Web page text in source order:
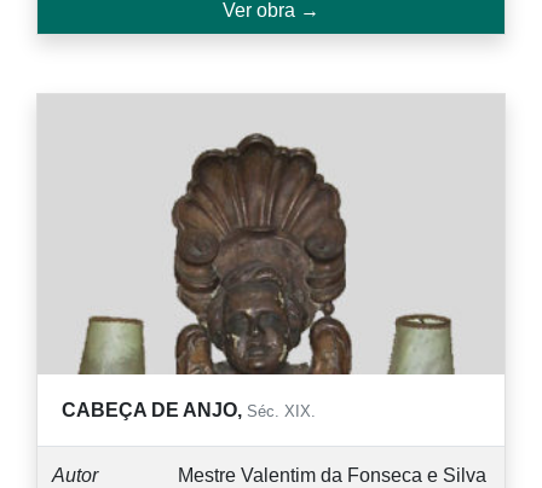
Ver obra →
CABEÇA DE ANJO, Séc. XIX.
Autor Mestre Valentim da Fonseca e Silva